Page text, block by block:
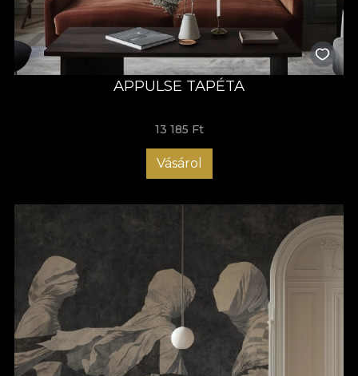
APPULSE TAPÉTA
13 185 Ft
Vásárol